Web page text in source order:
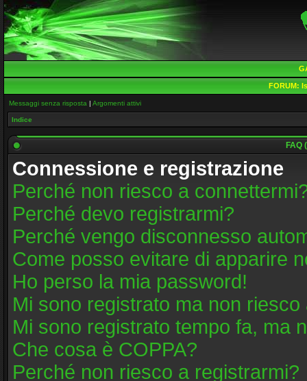
FORUM:
Messaggi senza risposta | Argomenti attivi
Indice
FAQ
Connessione e registrazione
Perché non riesco a
Perché devo registrarmi?
Perché vengo disconnesso
Come posso evitare di apparire
Ho perso la mia password!
Mi sono registrato ma non
Mi sono registrato tempo fa, ma
Che cosa è COPPA?
Perché non riesco a registrarmi?